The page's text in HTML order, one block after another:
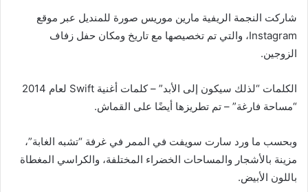
شاركت النجمة الريفية مارين موريس صورة للمنديل عبر موقع
Instagram، والتي تم تخصيصها مع تاريخ ومكان حفل زفاف
الزوجين.
الكلمات “لذلك سيكون إلى الأبد” – كلمات أغنية Swift لعام 2014
“مساحة فارغة” – تم تطريزها أيضًا على القماش.
وبحسب ما ورد سارت سويفت في الممر في غرفة “تشبه الغابة”،
مزينة بالأشجار والمساحات الخضراء المختلفة، والكراسي المغطاة
باللون الأبيض.